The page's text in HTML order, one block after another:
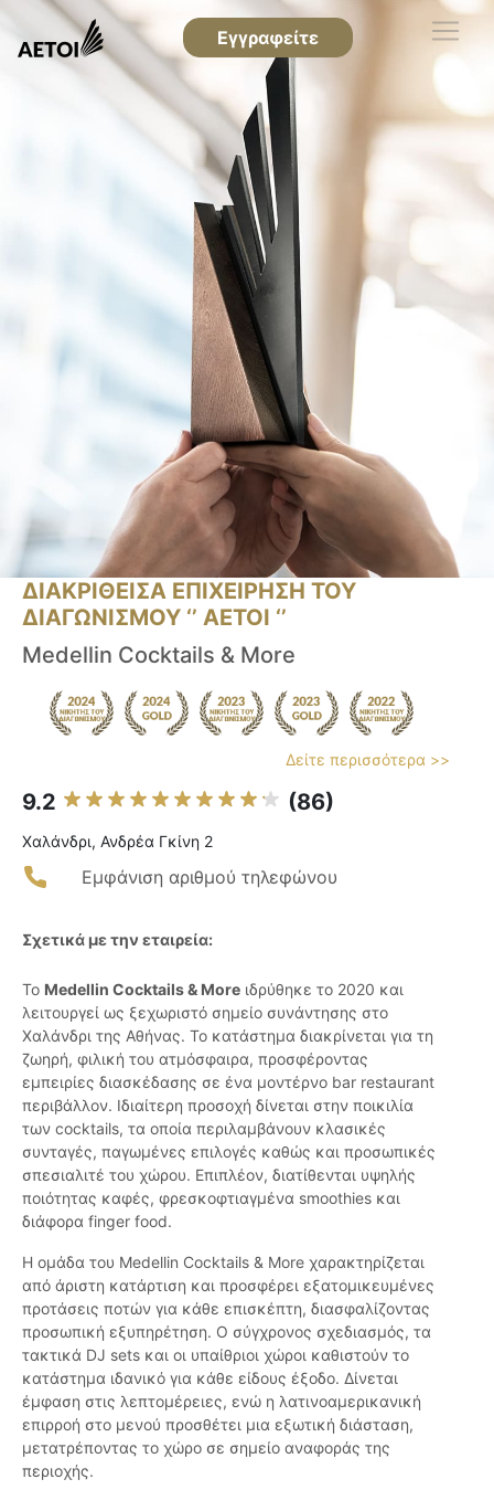
Εγγραφείτε
ΔΙΑΚΡΙΘΕΙΣΑ ΕΠΙΧΕΙΡΗΣΗ ΤΟΥ
ΔΙΑΓΩΝΙΣΜΟΥ ‘’ ΑΕΤΟΙ ‘’
Medellin Cocktails & More
Δείτε περισσότερα >>
9.2 (86)
Χαλάνδρι, Ανδρέα Γκίνη 2
Εμφάνιση αριθμού τηλεφώνου
Σχετικά με την εταιρεία:
Το Medellin Cocktails & More ιδρύθηκε το 2020 και
λειτουργεί ως ξεχωριστό σημείο συνάντησης στο
Χαλάνδρι της Αθήνας. Το κατάστημα διακρίνεται για τη
ζωηρή, φιλική του ατμόσφαιρα, προσφέροντας
εμπειρίες διασκέδασης σε ένα μοντέρνο bar restaurant
περιβάλλον. Ιδιαίτερη προσοχή δίνεται στην ποικιλία
των cocktails, τα οποία περιλαμβάνουν κλασικές
συνταγές, παγωμένες επιλογές καθώς και προσωπικές
σπεσιαλιτέ του χώρου. Επιπλέον, διατίθενται υψηλής
ποιότητας καφές, φρεσκοφτιαγμένα smoothies και
διάφορα finger food.
Η ομάδα του Medellin Cocktails & More χαρακτηρίζεται
από άριστη κατάρτιση και προσφέρει εξατομικευμένες
προτάσεις ποτών για κάθε επισκέπτη, διασφαλίζοντας
προσωπική εξυπηρέτηση. Ο σύγχρονος σχεδιασμός, τα
τακτικά DJ sets και οι υπαίθριοι χώροι καθιστούν το
κατάστημα ιδανικό για κάθε είδους έξοδο. Δίνεται
έμφαση στις λεπτομέρειες, ενώ η λατινοαμερικανική
επιρροή στο μενού προσθέτει μια εξωτική διάσταση,
μετατρέποντας το χώρο σε σημείο αναφοράς της
περιοχής.